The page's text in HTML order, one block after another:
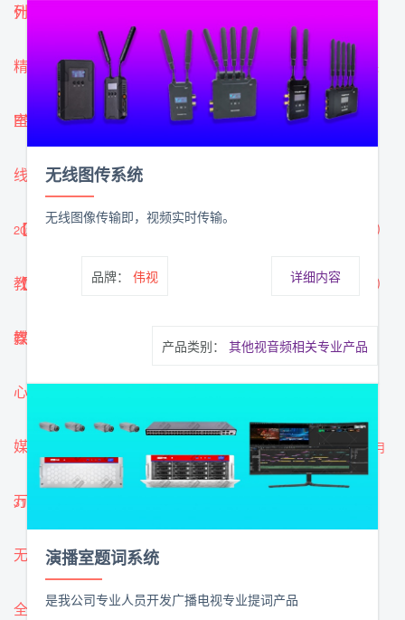
列设备
什么是媒资？媒资可以给我们带来什么便利
精品录课成为主流，伟视科技为北京工业大学打造4K录课
室 2022年10月21日
P制和N制有什么区别 2022年7月28日
线上教学成主流，伟视科技为国软创新打造教育演播室
2022年6月03日
【演播室】线上教学成主流，伟视科技为国软创新（北京）
教育科技公司打造整套演播室 2022年6月03日
【演播室】线上教学成主流，伟视科技为国软创新（北京）
教育科技公司打造整套演播室- 2022年6月02日
媒体融合有标准,但探索无边界- 2022年4月07日
心理健康检测系统的应用
媒体资产管理NAS一体系统在上海好医术的应用-2022年3月
31日
万兆网络存储NAS的应用
无线通话系统的广泛应用
全面推进音视频技术研发与应用-2022年3月29日
无线图传系统
无线图像传输即，视频实时传输。
品牌： 伟视 详细内容
产品类别： 其他视音频相关专业产品
演播室题词系统
是我公司专业人员开发广播电视专业提词产品